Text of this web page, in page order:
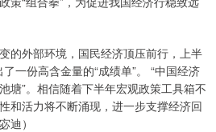
外部环境，国民经济顶压前行，上半
一份高含金量的“成绩单”。 “中国经济
塘”。相信随着下半年宏观政策工具箱不
和活力将不断涌现，进一步支撑经济回
迪）